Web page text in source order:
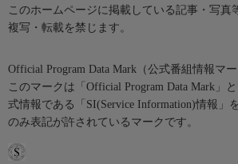
このホームページに掲載している記事・写真
複写・転載を禁じます。
Official Program Data Mark（公式番組情報マー
このマークは「Official Program Data Mark」
式情報である「SI(Service Information)情報」
のみ表記が許されているマークです。